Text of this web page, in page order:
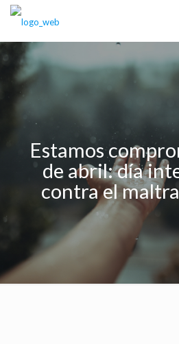
Estamos
de abril: día
contra el